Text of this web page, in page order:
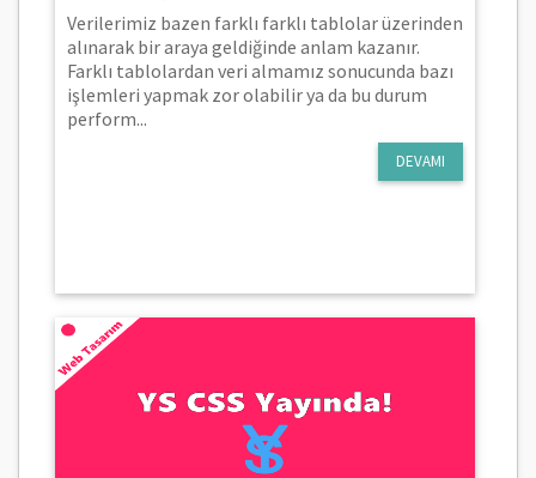
Verilerimiz bazen farklı farklı tablolar üzerinden
alınarak bir araya geldiğinde anlam kazanır.
Farklı tablolardan veri almamız sonucunda bazı
işlemleri yapmak zor olabilir ya da bu durum
perform...
DEVAMI